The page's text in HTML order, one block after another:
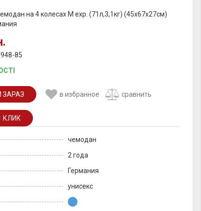
на 4 колесах M exp. (71л,3,1кг) (45x67x27см)
85
ЗАРАЗ в избранное сравнить
чемодан
2 года
Германия
унисекс